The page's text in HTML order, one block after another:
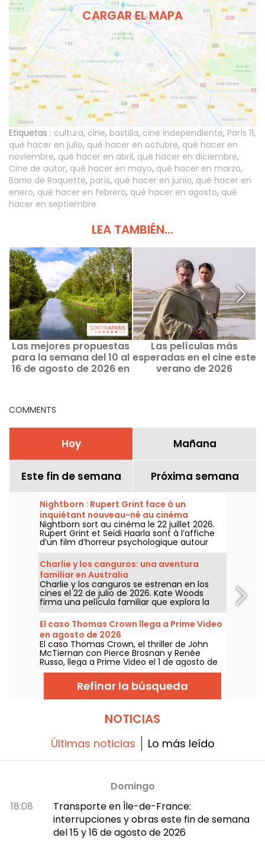
CARGAR EL MAPA
Etiquetas : cultura, cine, bastilla, cine independiente, París 11,
qué hacer en julio, qué hacer en octubre, qué hacer en
noviembre, qué hacer en abril, qué hacer en diciembre,
Cine de autor, qué hacer en mayo, qué hacer en marzo,
Barrio de Roquette, parís, qué hacer en junio, qué hacer en
enero, qué hacer en febrero, qué hacer en agosto, qué
hacer en septiembre
LEA TAMBIÉN...
Las mejores propuestas
para la semana del 10 al
16 de agosto de 2026 en
Las películas más
esperadas en el cine este
verano de 2026
COMMENTS
Hoy Mañana
Este fin de semana Próxima semana
Nightborn : Rupert Grint face à un
inquiétant nouveau-né au cinéma
Nightborn sort au cinéma le 22 juillet 2026.
Rupert Grint et Seidi Haarla sont à l’affiche
d’un film d’horreur psychologique autour
d’une naissance qui vire au cauchemar.
Charlie y los canguros: una aventura
familiar en Australia
Charlie y los canguros se estrenan en los
cines el 22 de julio de 2026. Kate Woods
firma una película familiar que explora la
amistad, la naturaleza y el descubrimiento
de Australia.
El caso Thomas Crown llega a Prime Video
en agosto de 2026
El caso Thomas Crown, el thriller de John
McTiernan con Pierce Brosnan y Renée
Russo, llega a Prime Video el 1 de agosto de
2026.
Refinar la búsqueda
NOTICIAS
Últimas noticias Lo más leído
Domingo
18:08
Transporte en Île-de-France:
interrupciones y obras este fin de semana
del 15 y 16 de agosto de 2026